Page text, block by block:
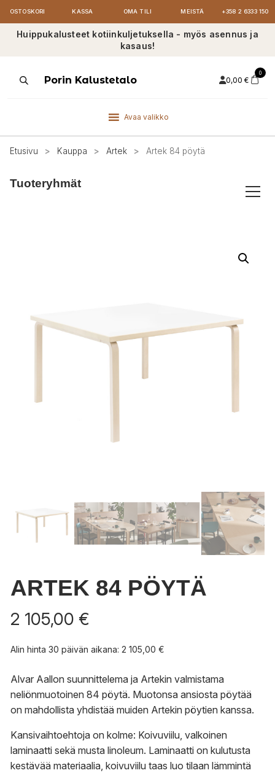
OSTOSKORI KASSA OMA TILI MEISTÄ +358 2 6333 150
Huippukalusteet kotiinkuljetuksella - myös asennus ja
kasaus!
ProductsPorin Kalustetalo 0,00 €
0
Avaa valikko
Etusivu > Kauppa > Artek > Artek 84 pöytä
Tuoteryhmät
ARTEK 84 PÖYTÄ
2 105,00 €
Alin hinta 30 päivän aikana: 2 105,00 €
Alvar Aallon suunnittelema ja Artekin valmistama
neliönmuotoinen 84 pöytä. Muotonsa ansiosta pöytää
on mahdollista yhdistää muiden Artekin pöytien kanssa.
Kansivaihtoehtoja on kolme: Koivuviilu, valkoinen
laminaatti sekä musta linoleum. Laminaatti on kulutusta
kestävää materiaalia, koivuviilu taas luo tilaan lämmintä